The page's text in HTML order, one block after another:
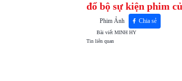
đổ bộ sự kiện phim
Phim Ảnh Chia sẻ
Bài viết MINH HY
Tin liên quan